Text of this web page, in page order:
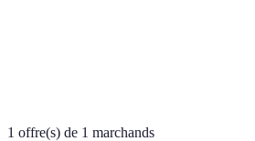
1 offre(s) de 1 marchands